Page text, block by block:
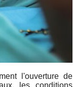
l'ouverture de
les conditions